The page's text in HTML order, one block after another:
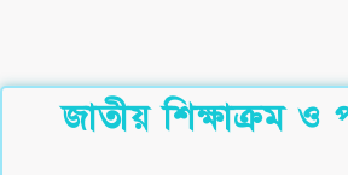
জাতীয় শিক্ষাক্রম ও